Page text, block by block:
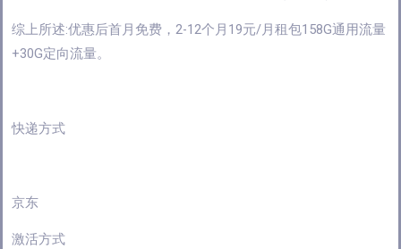
综上所述:优惠后首月免费，2-12个月19元/月租包158G通用流量
+30G定向流量。
快递方式
京东
激活方式